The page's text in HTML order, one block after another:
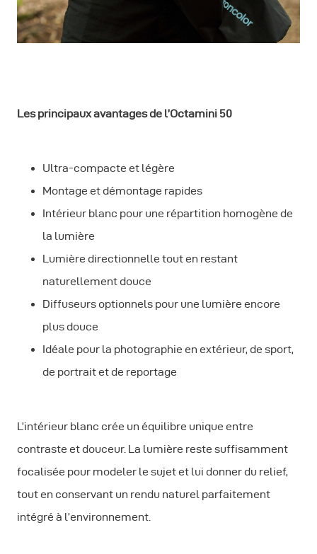
Les principaux avantages de l’Octamini 50
Ultra-compacte et légère
Montage et démontage rapides
Intérieur blanc pour une répartition homogène de
la lumière
Lumière directionnelle tout en restant
naturellement douce
Diffuseurs optionnels pour une lumière encore
plus douce
Idéale pour la photographie en extérieur, de sport,
de portrait et de reportage
L’intérieur blanc crée un équilibre unique entre
contraste et douceur. La lumière reste suffisamment
focalisée pour modeler le sujet et lui donner du relief,
tout en conservant un rendu naturel parfaitement
intégré à l’environnement.